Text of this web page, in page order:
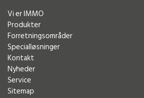
Vi er IMMO
Produkter
Forretningsområder
Specialløsninger
Kontakt
Nyheder
Service
Sitemap